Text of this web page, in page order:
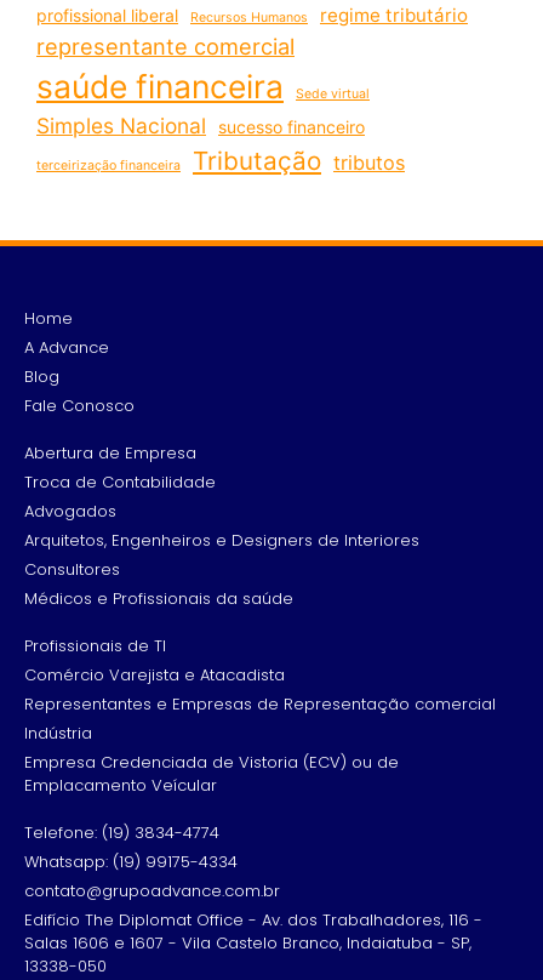
profissional liberal Recursos Humanos regime tributário
representante comercial
saúde financeira Sede virtual
Simples Nacional sucesso financeiro
terceirização financeira Tributação tributos
Home
A Advance
Blog
Fale Conosco
Abertura de Empresa
Troca de Contabilidade
Advogados
Arquitetos, Engenheiros e Designers de Interiores
Consultores
Médicos e Profissionais da saúde
Profissionais de TI
Comércio Varejista e Atacadista
Representantes e Empresas de Representação comercial
Indústria
Empresa Credenciada de Vistoria (ECV) ou de
Emplacamento Veícular
Telefone: (19) 3834-4774
Whatsapp: (19) 99175-4334
contato@grupoadvance.com.br
Edifício The Diplomat Office - Av. dos Trabalhadores, 116 -
Salas 1606 e 1607 - Vila Castelo Branco, Indaiatuba - SP,
13338-050